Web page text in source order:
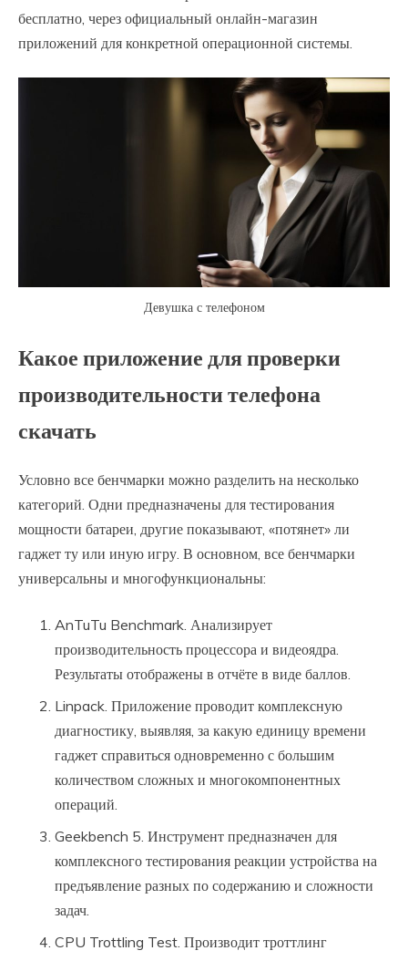
бесплатно, через официальный онлайн-магазин
приложений для конкретной операционной системы.
Девушка с телефоном
Какое приложение для проверки
производительности телефона
скачать
Условно все бенчмарки можно разделить на несколько
категорий. Одни предназначены для тестирования
мощности батареи, другие показывают, «потянет» ли
гаджет ту или иную игру. В основном, все бенчмарки
универсальны и многофункциональны:
AnTuTu Benchmark. Анализирует
производительность процессора и видеоядра.
Результаты отображены в отчёте в виде баллов.
Linpack. Приложение проводит комплексную
диагностику, выявляя, за какую единицу времени
гаджет справиться одновременно с большим
количеством сложных и многокомпонентных
операций.
Geekbench 5. Инструмент предназначен для
комплексного тестирования реакции устройства на
предъявление разных по содержанию и сложности
задач.
CPU Trottling Test. Производит троттлинг